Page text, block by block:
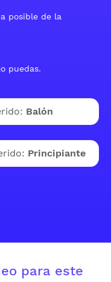
posible de la
puedas.
Balón
Principiante
para este